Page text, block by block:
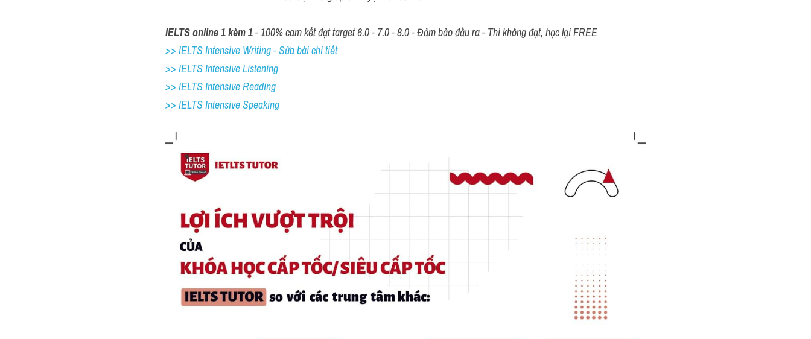
IELTS online 1 kèm 1 - 100% cam kết đạt target 6.0 - 7.0 - 8.0 - Đảm bảo đầu ra - Thi không đạt, học lại FREE
>> IELTS Intensive Writing - Sửa bài chi tiết
>> IELTS Intensive Listening
>> IELTS Intensive Reading
>> IELTS Intensive Speaking